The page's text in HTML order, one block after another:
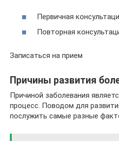
Первичная
Повторная
Записаться на прием
Причины развития
Причиной заболевания
процесс. Поводом для
послужить самые разные